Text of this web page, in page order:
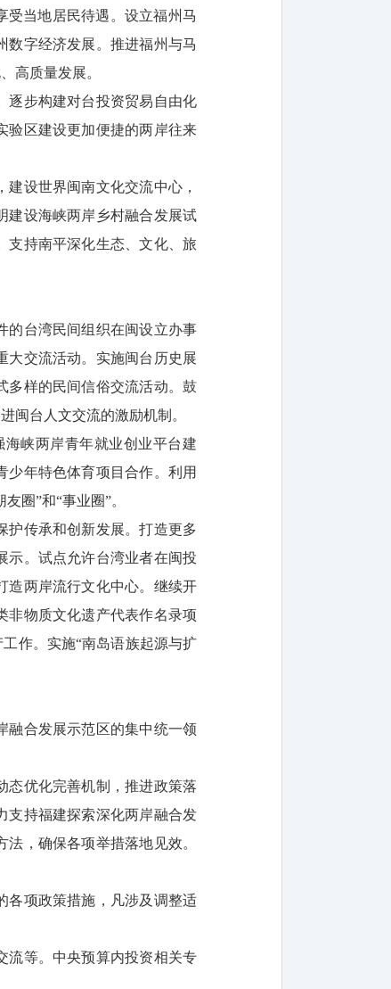
受当地居民待遇。设立福州马
数字经济发展。推进福州与马
高质量发展。
逐步构建对台投资贸易自由化
验区建设更加便捷的两岸往来
设世界闽南文化交流中心，
建设海峡两岸乡村融合发展试
支持南平深化生态、文化、旅
的台湾民间组织在闽设立办事
大交流活动。实施闽台历史展
多样的民间信俗交流活动。鼓
闽台人文交流的激励机制。
峡两岸青年就业创业平台建
少年特色体育项目合作。利用
圈”和“事业圈”。
护传承和创新发展。打造更多
示。试点允许台湾业者在闽投
造两岸流行文化中心。继续开
非物质文化遗产代表作名录项
作。实施“南岛语族起源与扩
融合发展示范区的集中统一领
态优化完善机制，推进政策落
支持福建探索深化两岸融合发
，确保各项举措落地见效。
各项政策措施，凡涉及调整适
流等。中央预算内投资相关专